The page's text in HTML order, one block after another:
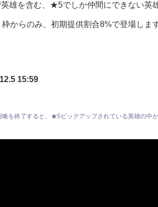
雄を含む、★5でしか仲間にできない英
からのみ、初期提供割合8%で登場しま
15:59
を終了すると、★5ピックアップされている英雄の中